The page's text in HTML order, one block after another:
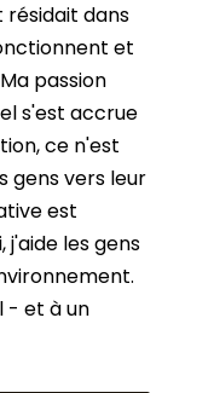
dans
et
passion
s'est accrue
ce n'est
gens vers leur
est
les gens
- et à un